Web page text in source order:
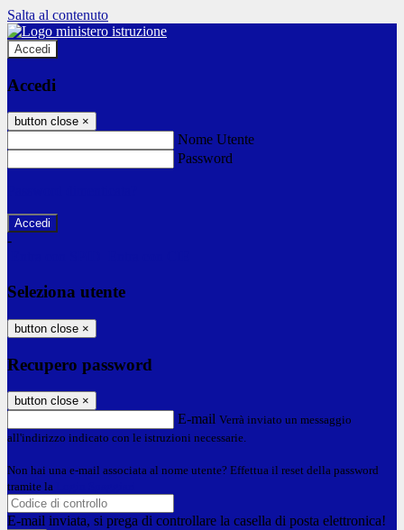
Salta al contenuto
Accedi
Accedi
button close ×
Nome Utente
Password
-
Seleziona utente
button close ×
Recupero password
button close ×
E-mail Verrà inviato un messaggio
all'indirizzo indicato con le istruzioni necessarie.
Non hai una e-mail associata al nome utente? Effettua il reset della password
tramite la
E-mail inviata, si prega di controllare la casella di posta elettronica!